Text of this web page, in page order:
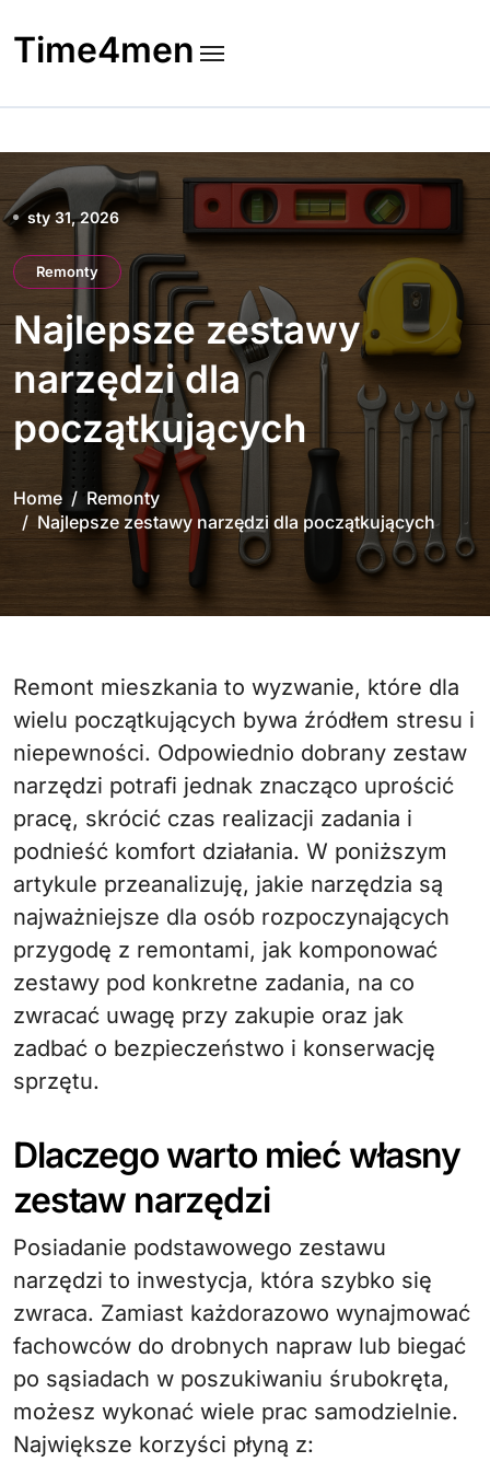
to
content
Time4men
sty 31, 2026
Remonty
Najlepsze zestawy
narzędzi dla
początkujących
Home
Remonty
Najlepsze zestawy narzędzi dla początkujących
Remont mieszkania to wyzwanie, które dla
wielu początkujących bywa źródłem stresu i
niepewności. Odpowiednio dobrany zestaw
narzędzi potrafi jednak znacząco uprościć
pracę, skrócić czas realizacji zadania i
podnieść komfort działania. W poniższym
artykule przeanalizuję, jakie narzędzia są
najważniejsze dla osób rozpoczynających
przygodę z remontami, jak komponować
zestawy pod konkretne zadania, na co
zwracać uwagę przy zakupie oraz jak
zadbać o bezpieczeństwo i konserwację
sprzętu.
Dlaczego warto mieć własny
zestaw narzędzi
Posiadanie podstawowego zestawu
narzędzi to inwestycja, która szybko się
zwraca. Zamiast każdorazowo wynajmować
fachowców do drobnych napraw lub biegać
po sąsiadach w poszukiwaniu śrubokręta,
możesz wykonać wiele prac samodzielnie.
Największe korzyści płyną z: